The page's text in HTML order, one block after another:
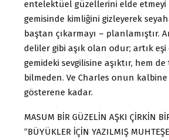
entelektüel güzellerini elde etmeyi
gemisinde kimliğini gizleyerek
baştan çıkarmayı – planlamıştır.
deliler gibi aşık olan odur; artık
gemideki sevgilisine aşıktır, hem
bilmeden. Ve Charles onun
gösterene kadar.
MASUM BİR GÜZELİN AŞKI ÇİRKİN
“BÜYÜKLER İÇİN YAZILMIŞ